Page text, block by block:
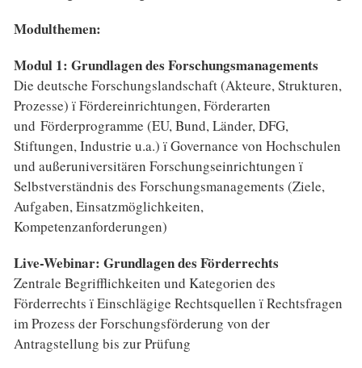
Modulthemen:
Modul 1: Grundlagen des Forschungsmanagements
Die deutsche Forschungslandschaft (Akteure, Strukturen,
Prozesse) ï Fördereinrichtungen, Förderarten
und Förderprogramme (EU, Bund, Länder, DFG,
Stiftungen, Industrie u.a.) ï Governance von Hochschulen
und außeruniversitären Forschungseinrichtungen ï
Selbstverständnis des Forschungsmanagements (Ziele,
Aufgaben, Einsatzmöglichkeiten,
Kompetenzanforderungen)
Live-Webinar: Grundlagen des Förderrechts
Zentrale Begrifflichkeiten und Kategorien des
Förderrechts ï Einschlägige Rechtsquellen ï Rechtsfragen
im Prozess der Forschungsförderung von der
Antragstellung bis zur Prüfung